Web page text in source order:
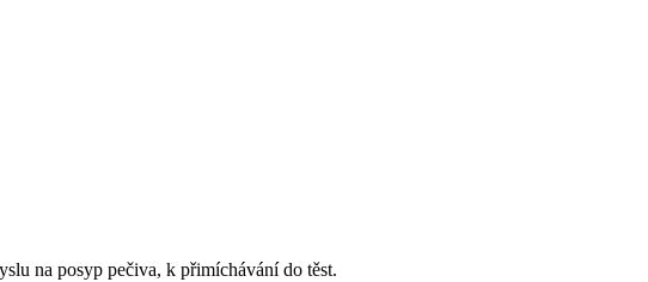
na posyp pečiva, k přimíchávání do těst.